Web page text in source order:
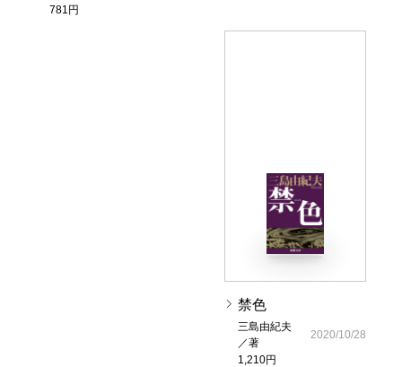
781円
禁色
三島由紀夫
／著
1,210円
2020/10/28